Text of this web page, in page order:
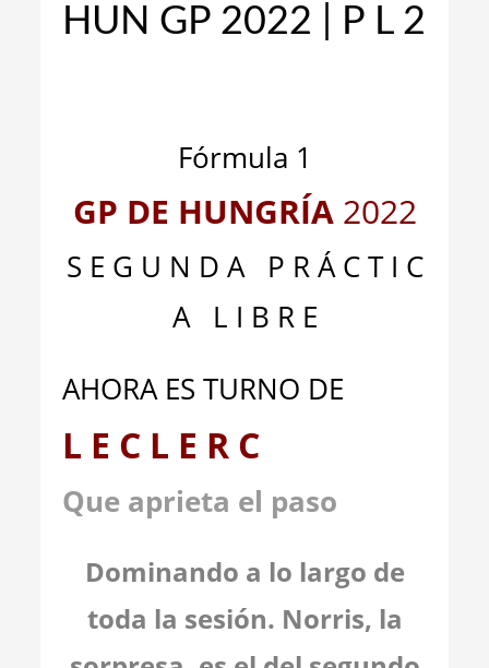
HUN GP 2022 | P L 2
Fórmula 1
GP DE HUNGRÍA 2022
S E G U N D A P R Á C T I C
A L I B R E
AHORA ES TURNO DE
L E C L E R C
Que aprieta el paso
Dominando a lo largo de
toda la sesión. Norris, la